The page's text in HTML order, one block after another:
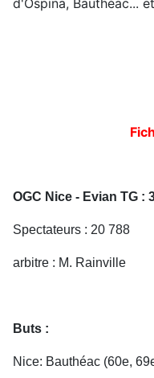
d'Ospina, Bauthéac...
OGC Nice - Evian TG :
Spectateurs : 20 788
arbitre : M. Rainville
Buts :
Nice: Bauthéac (60e,